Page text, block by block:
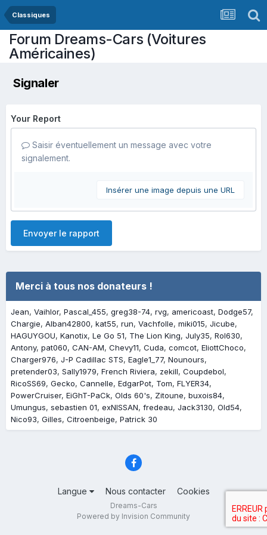
Classiques
Forum Dreams-Cars (Voitures
Américaines)
Signaler
Your Report
Saisir éventuellement un message avec votre
signalement.
Insérer une image depuis une URL
Envoyer le rapport
Merci à tous nos donateurs !
Jean Vaihlor Pascal_455 greg38-74 rvg americoast Dodge57
Chargie Alban42800 kat55 run Vachfolle miki015 Jicube
HAGUYGOU Kanotix Le Go 51 The Lion King July35 Rol630
Antony pat060 CAN-AM Chevy11 Cuda comcot EliottChoco
Charger976 J-P Cadillac STS Eagle1_77 Nounours
pretender03 Sally1979 French Riviera zekill Coupdebol
RicoSS69 Gecko Cannelle EdgarPot Tom FLYER34
PowerCruiser EiGhT-PaCk Olds 60's Zitoune buxois84
Umungus sebastien 01 exNISSAN fredeau Jack3130 Old54
Nico93 Gilles Citroenbeige Patrick 30
Langue Nous contacter Cookies
Dreams-Cars
Powered by Invision Community